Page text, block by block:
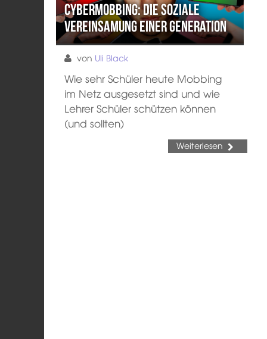
Cybermobbing: Die soziale
Vereinsamung einer Generation
von Uli Black
Wie sehr Schüler heute Mobbing
im Netz ausgesetzt sind und wie
Lehrer Schüler schützen können
(und sollten)
Weiterlesen